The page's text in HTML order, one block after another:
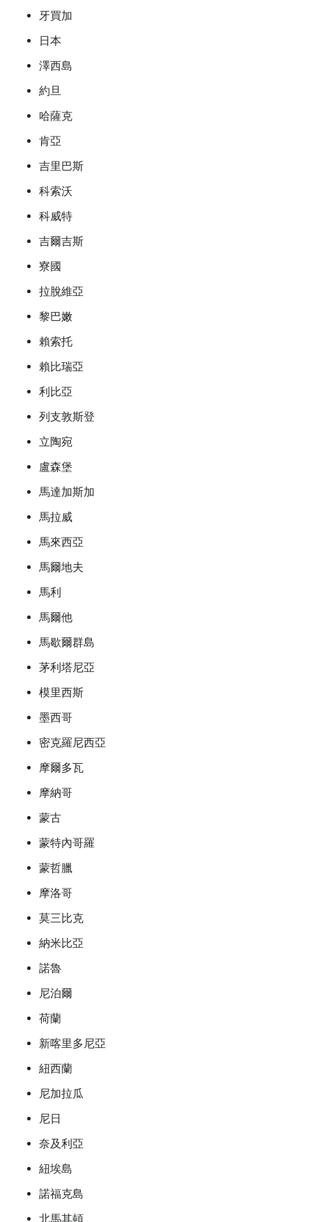
牙買加
日本
澤西島
約旦
哈薩克
肯亞
吉里巴斯
科索沃
科威特
吉爾吉斯
寮國
拉脫維亞
黎巴嫩
賴索托
賴比瑞亞
利比亞
列支敦斯登
立陶宛
盧森堡
馬達加斯加
馬拉威
馬來西亞
馬爾地夫
馬利
馬爾他
馬歇爾群島
茅利塔尼亞
模里西斯
墨西哥
密克羅尼西亞
摩爾多瓦
摩納哥
蒙古
蒙特內哥羅
蒙哲臘
摩洛哥
莫三比克
納米比亞
諾魯
尼泊爾
荷蘭
新喀里多尼亞
紐西蘭
尼加拉瓜
尼日
奈及利亞
紐埃島
諾福克島
北馬其頓